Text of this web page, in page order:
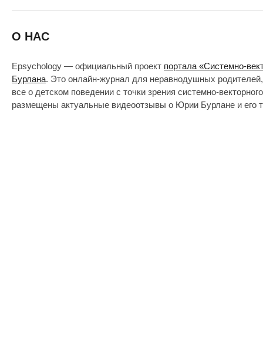
О НАС
Epsychology — официальный проект портала «Системно-
Бурлана. Это онлайн-журнал для неравнодушных
все о детском поведении с точки зрения системно-
размещены актуальные видеоотзывы о Юрии Бурлане и его